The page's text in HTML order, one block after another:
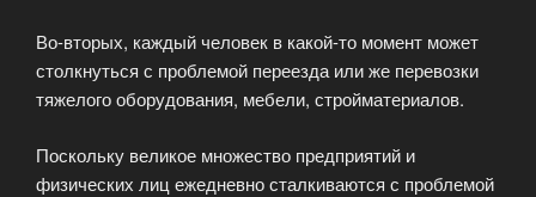
Во-вторых, каждый человек в какой-то момент может
столкнуться с проблемой переезда или же перевозки
тяжелого оборудования, мебели, стройматериалов.
Поскольку великое множество предприятий и
физических лиц ежедневно сталкиваются с проблемой